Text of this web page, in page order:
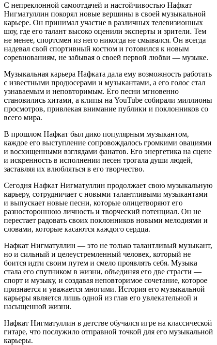
С непреклонной самоотдачей и настойчивостью Нафкат
Нигматуллин покорял новые вершины в своей музыкальной
карьере. Он принимал участие в различных телевизионных
шоу, где его талант высоко оценили эксперты и зрители. Тем
не менее, спортсмен из него никогда не смывался. Он всегда
надевал свой спортивный костюм и готовился к новым
соревнованиям, не забывая о своей первой любви — музыке.
Музыкальная карьера Нафката дала ему возможность работать
с известными продюсерами и музыкантами, а его голос стал
узнаваемым и неповторимым. Его песни мгновенно
становились хитами, а клипы на YouTube собирали миллионы
просмотров, привлекая внимание публики и поклонников со
всего мира.
В прошлом Нафкат был дико популярным музыкантом,
каждое его выступление сопровождалось громкими овациями
и восхищенными взглядами фанатов. Его энергетика на сцене
и искренность в исполнении песен трогала души людей,
заставляя их влюбляться в его творчество.
Сегодня Нафкат Нигматуллин продолжает свою музыкальную
карьеру, сотрудничает с новыми талантливыми музыкантами
и выпускает новые песни, которые олицетворяют его
разностороннюю личность и творческий потенциал. Он не
перестает радовать своих поклонников новыми мелодиями и
словами, которые касаются каждого сердца.
Нафкат Нигматуллин — это не только талантливый музыкант,
но и сильный и целеустремленный человек, который не
боится идти своим путем и смело проявлять себя. Музыка
стала его спутником в жизни, объединяя его две страсти —
спорт и музыку, и создавая неповторимое сочетание, которое
признается и уважается многими. История его музыкальной
карьеры является лишь одной из глав его увлекательной и
насыщенной жизни.
Нафкат Нигматуллин в детстве обучался игре на классической
гитаре, что послужило отправной точкой для его музыкальной
карьеры.